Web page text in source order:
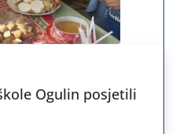
Ogulin posjetili